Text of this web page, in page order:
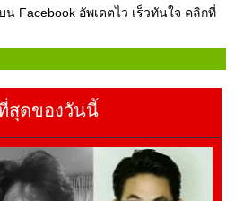
Facebook อัพเดตไว เร็วทันใจ คลิกที่
สุดของวันนี้